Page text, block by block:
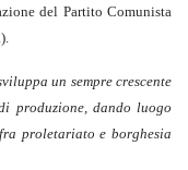
del Partito Comunista
un sempre crescente
produzione, dando luogo
proletariato e borghesia